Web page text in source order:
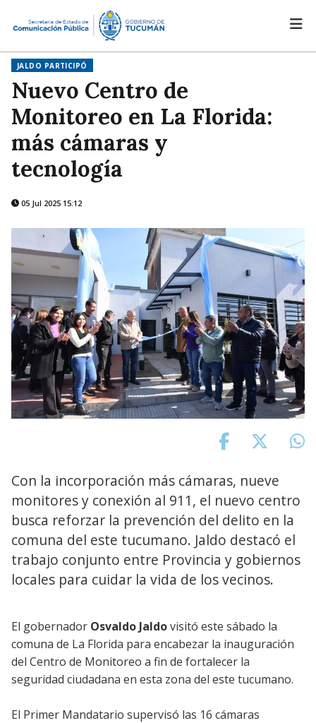
JALDO PARTICIPÓ
Nuevo Centro de
Monitoreo en La Florida:
más cámaras y
tecnología
05 Jul 2025 15:12
Con la incorporación más cámaras, nueve
monitores y conexión al 911, el nuevo centro
busca reforzar la prevención del delito en la
comuna del este tucumano. Jaldo destacó el
trabajo conjunto entre Provincia y gobiernos
locales para cuidar la vida de los vecinos.
El gobernador Osvaldo Jaldovisitó este sábado la
comuna de La Florida para encabezar la inauguración
del Centro de Monitoreo a fin de fortalecer la
seguridad ciudadana en esta zona del este tucumano.
El Primer Mandatario supervisó las 16 cámaras